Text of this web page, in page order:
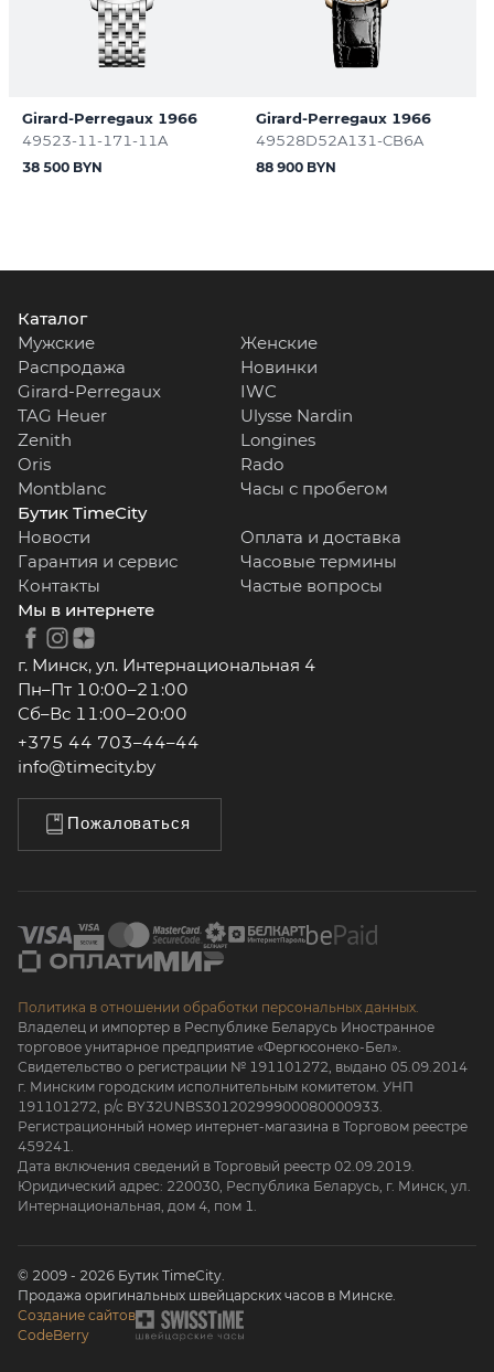
Girard-Perregaux 1966
49523-11-171-11A
38 500 BYN
Girard-Perregaux 1966
49528D52A131-CB6A
88 900 BYN
Каталог
Мужские
Женские
Распродажа
Новинки
Girard-Perregaux
IWC
TAG Heuer
Ulysse Nardin
Zenith
Longines
Oris
Rado
Montblanc
Часы с пробегом
Бутик TimeCity
Новости
Оплата и доставка
Гарантия и сервис
Часовые термины
Контакты
Частые вопросы
Мы в интернете
г. Минск, ул. Интернациональная 4
Пн–Пт 10:00–21:00
Сб–Вс 11:00–20:00
+375 44 703–44–44
info@timecity.by
Пожаловаться
Политика в отношении обработки персональных данных.
Владелец и импортер в Республике Беларусь Иностранное
торговое унитарное предприятие «Фергюсонеко-Бел».
Свидетельство о регистрации № 191101272, выдано 05.09.2014
г. Минским городским исполнительным комитетом. УНП
191101272, р/с BY32UNBS30120299900080000933.
Регистрационный номер интернет-магазина в Торговом реестре
459241.
Дата включения сведений в Торговый реестр 02.09.2019.
Юридический адрес: 220030, Республика Беларусь, г. Минск, ул.
Интернациональная, дом 4, пом 1.
© 2009 - 2026 Бутик TimeCity.
Продажа оригинальных швейцарских часов в Минске.
Создание сайтов
CodeBerry